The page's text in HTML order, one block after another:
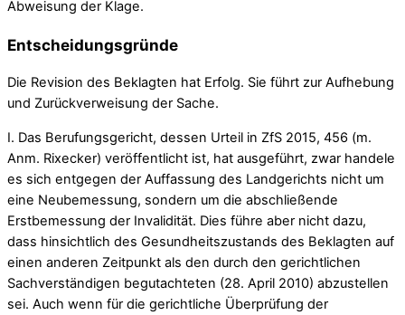
Abweisung der Klage.
Entscheidungsgründe
Die Revision des Beklagten hat Erfolg. Sie führt zur Aufhebung
und Zurückverweisung der Sache.
I. Das Berufungsgericht, dessen Urteil in ZfS 2015, 456 (m.
Anm. Rixecker) veröffentlicht ist, hat ausgeführt, zwar handele
es sich entgegen der Auffassung des Landgerichts nicht um
eine Neubemessung, sondern um die abschließende
Erstbemessung der Invalidität. Dies führe aber nicht dazu,
dass hinsichtlich des Gesundheitszustands des Beklagten auf
einen anderen Zeitpunkt als den durch den gerichtlichen
Sachverständigen begutachteten (28. April 2010) abzustellen
sei. Auch wenn für die gerichtliche Überprüfung der